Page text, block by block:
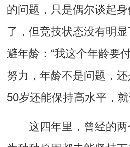
的问题，只是偶尔谈起
了，但竞技状态没有明
避年龄：“我这个年龄要
努力，年龄不是问题，
50岁还能保持高水平，
这四年里，曾经的两